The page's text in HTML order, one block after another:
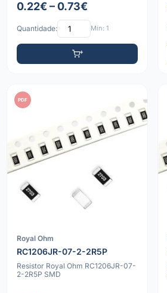
0.22€ – 0.73€
Quantidade: Mín: 1
PDF
Royal Ohm
RC1206JR-07-2-2R5P
Resistor Royal Ohm RC1206JR-07-
2-2R5P SMD